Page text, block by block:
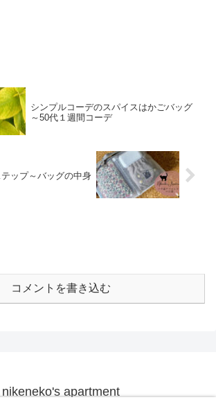
シンプルコーデのスパイスはかごバッグ
～50代１週間コーデ
ップ～バッグの中身
コメントを書き込む
nikeneko's apartment